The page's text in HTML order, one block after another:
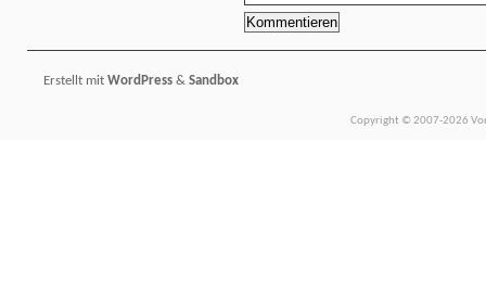
Erstellt mit WordPress & Sandbox
Copyright © 2007-2026